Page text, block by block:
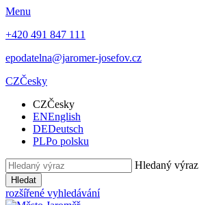
Menu
+420 491 847 111
epodatelna@jaromer-josefov.cz
CZČesky
CZČesky
ENEnglish
DEDeutsch
PLPo polsku
Hledaný výraz
Hledat
rozšířené vyhledávání